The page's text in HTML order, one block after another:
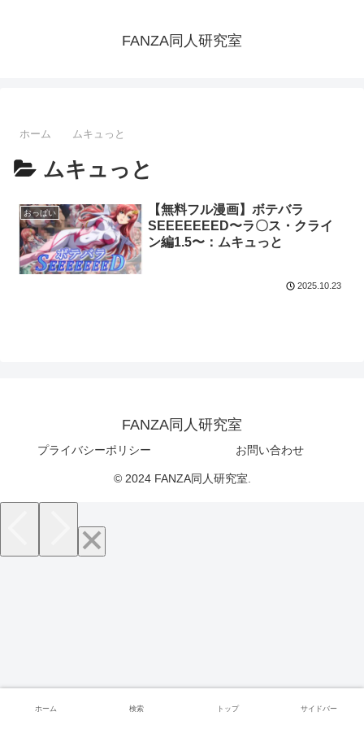
FANZA同人研究室
ホーム ムキュっと
ムキュっと
おっぱい
【無料フル漫画】ボテバラ
SEEEEEEED〜ラ〇ス・クライ
ン編1.5〜：ムキュっと
2025.10.23
FANZA同人研究室
プライバシーポリシー お問い合わせ
© 2024 FANZA同人研究室.
ホーム 検索 トップ サイドバー